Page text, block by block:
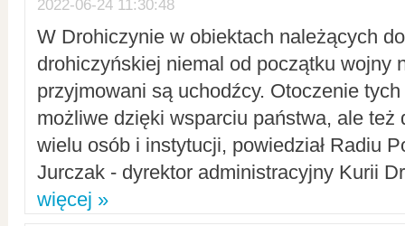
2022-06-24 11:30:48
W Drohiczynie w obiektach należących
drohiczyńskiej niemal od początku wojny
przyjmowani są uchodźcy. Otoczenie
możliwe dzięki wsparciu państwa, ale też
wielu osób i instytucji, powiedział Radiu
Jurczak - dyrektor administracyjny Kurii
więcej »